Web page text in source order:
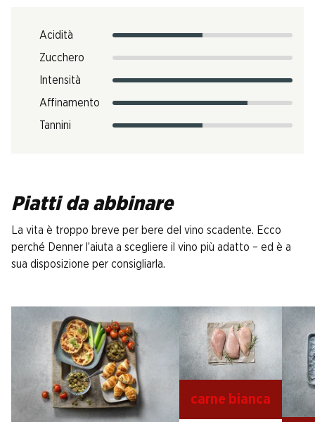
Acidità
Zucchero
Intensità
Affinamento
Tannini
Piatti da abbinare
La vita è troppo breve per bere del vino scadente. Ecco
perché Denner l’aiuta a scegliere il vino più adatto – ed è a
sua disposizione per consigliarla.
carne bianca